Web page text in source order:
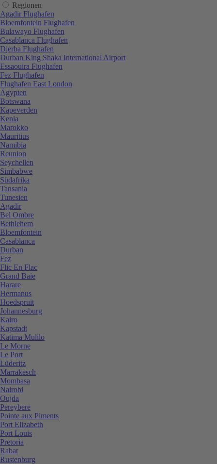
Regionen
Agadir Flughafen
Bloemfontein Flughafen
Bulawayo Flughafen
Casablanca Flughafen
Djerba Flughafen
Durban King Shaka International Airport
Essaouira Flughafen
Fez Flughafen
Flughafen East London
Ägypten
Botswana
Kapeverden
Kenia
Marokko
Mauritius
Namibia
Reunion
Seychellen
Simbabwe
Südafrika
Tansania
Tunesien
Agadir
Bel Ombre
Bethlehem
Bloemfontein
Casablanca
Durban
Fez
Flic En Flac
Grand Baie
Harare
Hermanus
Hoedspruit
Johannesburg
Kairo
Kapstadt
Katima Mulilo
Le Morne
Le Port
Lüderitz
Marrakesch
Mombasa
Nairobi
Oujda
Pereybere
Pointe aux Piments
Port Elizabeth
Port Louis
Pretoria
Rabat
Rustenburg